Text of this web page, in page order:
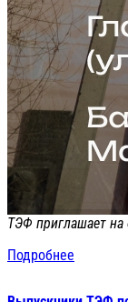
ТЭФ приглашает
Подробнее